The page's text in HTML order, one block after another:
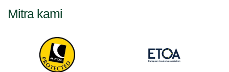
Mitra kami